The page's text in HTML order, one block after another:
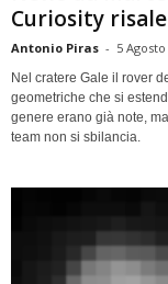
Curiosity risale
Antonio Piras - 5
Nel cratere Gale il rover
geometriche che si
genere erano già note,
team non si sbilancia.